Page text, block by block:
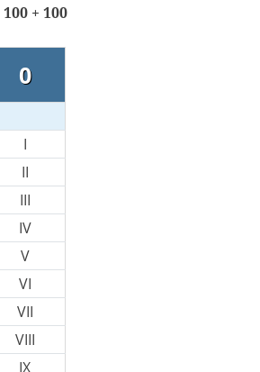
100 + 100
0
I
II
III
IV
V
VI
VII
VIII
IX